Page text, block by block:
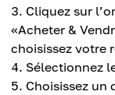
Cliquez sur
«Acheter &
choisissez votre
Sélectionnez
Choisissez un